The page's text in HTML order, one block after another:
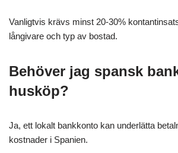
Vanligtvis krävs minst 20-30%
långivare och typ av bostad.
Behöver jag spansk
husköp?
Ja, ett lokalt bankkonto kan underlätta
kostnader i Spanien.